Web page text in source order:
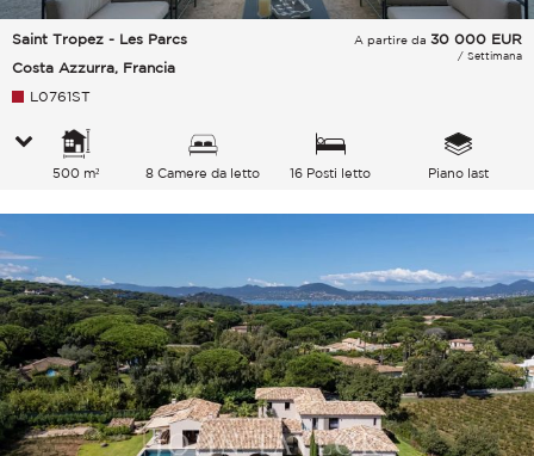
Saint Tropez - Les Parcs
Costa Azzurra, Francia
A partire da 30 000 EUR
/ Settimana
L0761ST
500 m² 8 Camere da letto 16 Posti letto Piano last